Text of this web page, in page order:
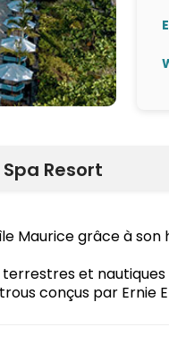
Resort
Maurice grâce à
et
conçus par Ernie